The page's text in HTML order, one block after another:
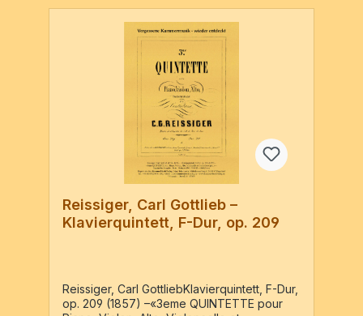
Contrebasse s´est absolument (bon?) de
changé soit en Sextuor soit en Quintette.N.B.
Dieses Werk kann auch als Quintett gespielt
werden. Der Komponist hat die 3 Stimmen
der Flöte, der Oboe und des Horns sehr
sorgfältig für eine Violine und eine Viola
Reissiger, Carl Gottlieb –
Klavierquintett, F-Dur, op. 209
Reissiger, Carl GottliebKlavierquintett, F-Dur,
op. 209 (1857) –«3eme QUINTETTE pour